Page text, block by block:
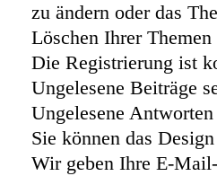
zu ändern oder das
Löschen Ihrer
Die Registrierung ist
Ungelesene Beiträge
Ungelesene
Sie können das
Wir geben Ihre E-